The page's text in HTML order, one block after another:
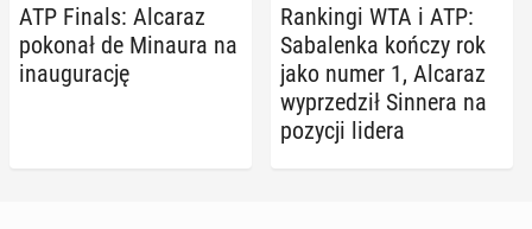
ATP Finals: Alcaraz
pokonał de Minaura na
in­au­gu­ra­cję
Ran­kin­gi WTA i ATP:
Sa­ba­len­ka kończy rok
jako numer 1, Alcaraz
wy­prze­dził Sinnera na
pozycji lidera